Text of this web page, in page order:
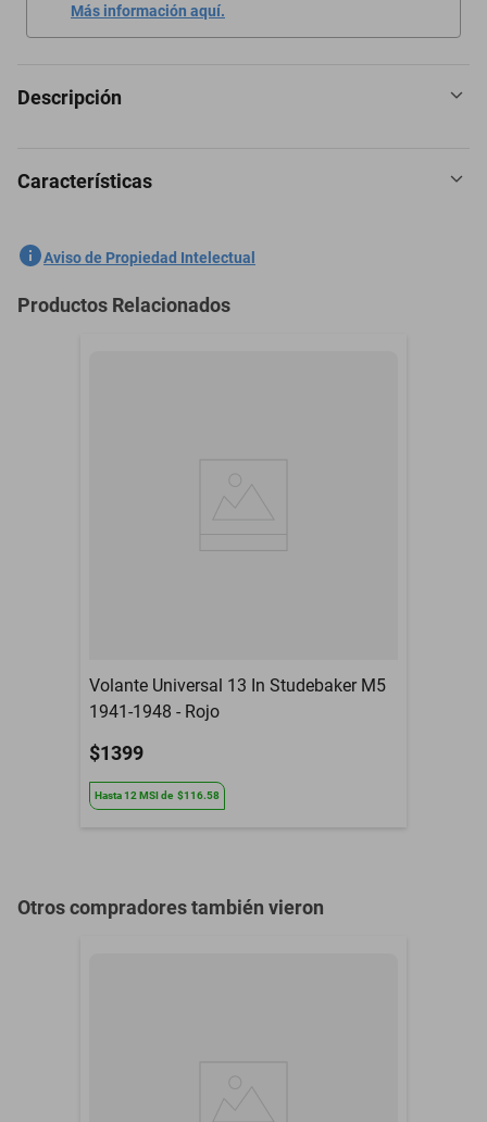
Más información aquí.
Descripción
Frente 2 Din Universal Saab Monte Carlo 1964-1967
Características
SKU
Marca
Aviso de Propiedad Intelectual
Productos Relacionados
Volante Universal 13 In Studebaker M5
1941-1948 - Rojo
$1399
Hasta12 MSIde $116.58
Otros compradores también vieron